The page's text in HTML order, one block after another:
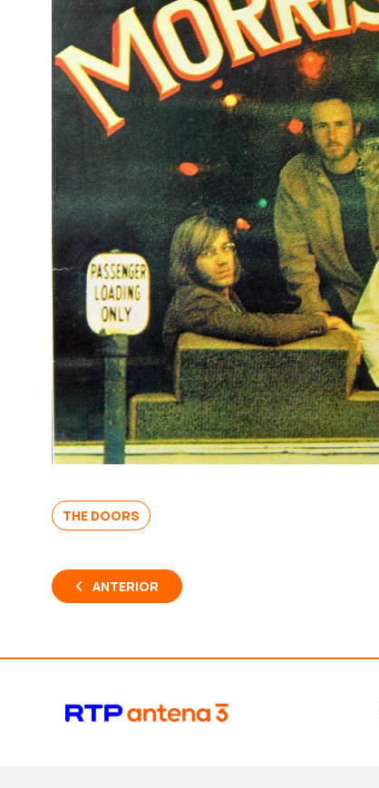
THE DOORS
ANTERIOR